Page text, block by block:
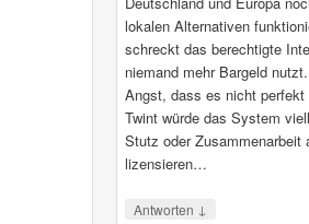
lokalen Alternativen
schreckt das berechtigte
niemand mehr Bargeld
Angst, dass es nicht perfekt
Twint würde das System
Stutz oder Zusammenarbeit
lizensieren…
Antworten ↓